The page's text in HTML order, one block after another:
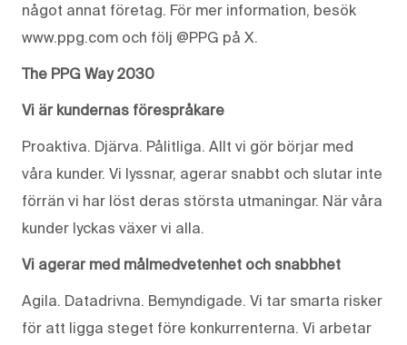
något annat företag. För mer information, besök
www.ppg.com och följ @PPG på X.
The PPG Way 2030
Vi är kundernas förespråkare
Proaktiva. Djärva. Pålitliga. Allt vi gör börjar med
våra kunder. Vi lyssnar, agerar snabbt och slutar inte
förrän vi har löst deras största utmaningar. När våra
kunder lyckas växer vi alla.
Vi agerar med målmedvetenhet och snabbhet
Agila. Datadrivna. Bemyndigade. Vi tar smarta risker
för att ligga steget före konkurrenterna. Vi arbetar